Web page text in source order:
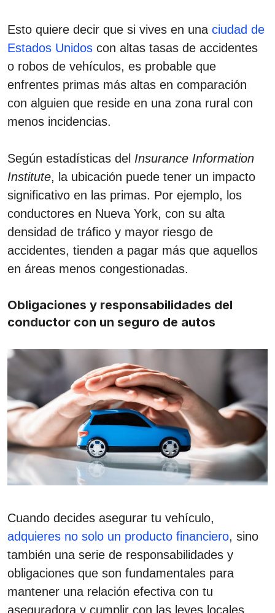
Esto quiere decir que si vives en una ciudad de
Estados Unidos con altas tasas de accidentes
o robos de vehículos, es probable que
enfrentes primas más altas en comparación
con alguien que reside en una zona rural con
menos incidencias.
Según estadísticas del Insurance Information
Institute, la ubicación puede tener un impacto
significativo en las primas. Por ejemplo, los
conductores en Nueva York, con su alta
densidad de tráfico y mayor riesgo de
accidentes, tienden a pagar más que aquellos
en áreas menos congestionadas.
Obligaciones y responsabilidades del
conductor con un seguro de autos
Cuando decides asegurar tu vehículo,
adquieres no solo un producto financiero, sino
también una serie de responsabilidades y
obligaciones que son fundamentales para
mantener una relación efectiva con tu
aseguradora y cumplir con las leyes locales.